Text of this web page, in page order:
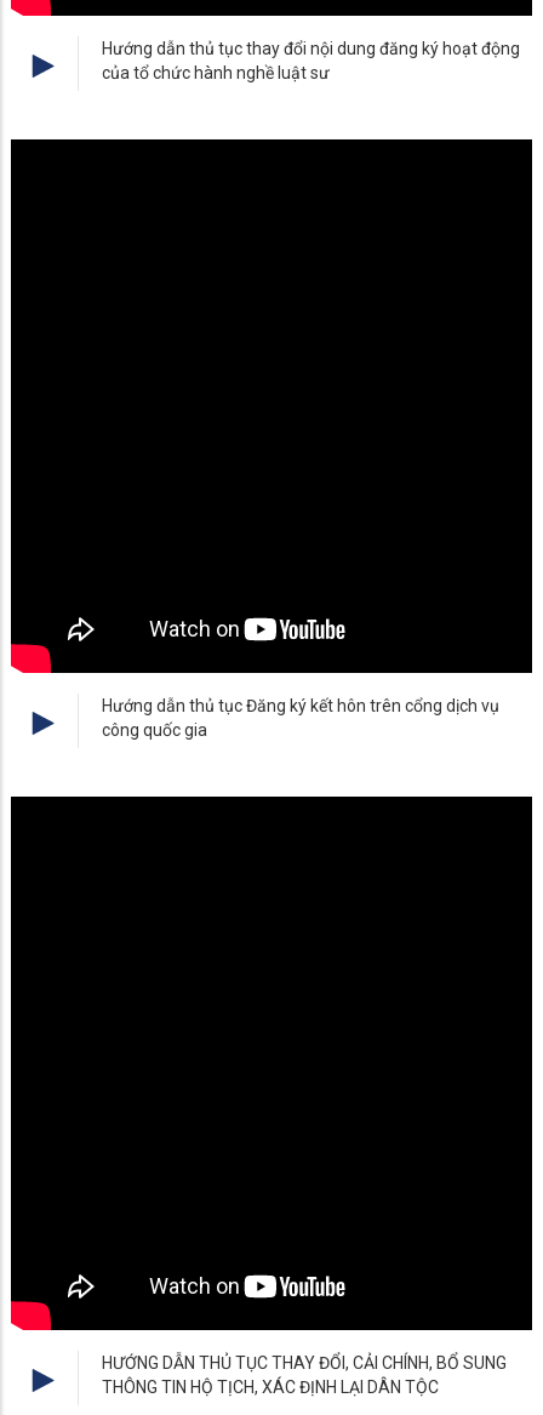
Hướng dẫn thủ tục thay đổi nội dung đăng ký hoạt động
của tổ chức hành nghề luật sư
Hướng dẫn thủ tục Đăng ký kết hôn trên cổng dịch vụ
công quốc gia
HƯỚNG DẪN THỦ TỤC THAY ĐỔI, CẢI CHÍNH, BỔ SUNG
THÔNG TIN HỘ TỊCH, XÁC ĐỊNH LẠI DÂN TỘC